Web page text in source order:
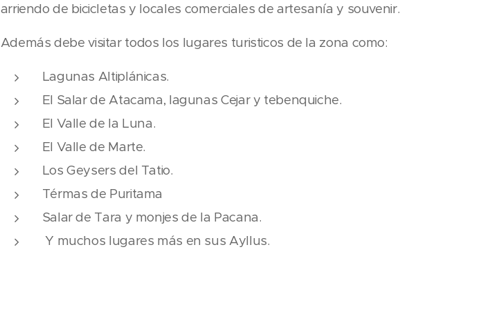
arriendo de bicicletas y locales comerciales de artesanía y souvenir.
Además debe visitar todos los lugares turisticos de la zona como:
Lagunas Altiplánicas.
El Salar de Atacama, lagunas Cejar y tebenquiche.
El Valle de la Luna.
El Valle de Marte.
Los Geysers del Tatio.
Térmas de Puritama
Salar de Tara y monjes de la Pacana.
Y muchos lugares más en sus Ayllus.